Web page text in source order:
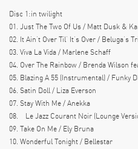
Disc 1:in twilight
01. Just The Two Of Us / Matt Dusk &
02. It Ain’t Over Til’ It’s Over / Beluga’s
03. Viva La Vida / Marlene Schaff
04. Over The Rainbow / Brenda Wilson
05. Blazing A 55 (Instrumental) / Funky
06. Satin Doll / Liza Everson
07. Stay With Me / Anekka
08. Le Jazz Courant Noir (Lounge
09. Take On Me / Ely Bruna
10. Wonderful Tonight / Bellestar